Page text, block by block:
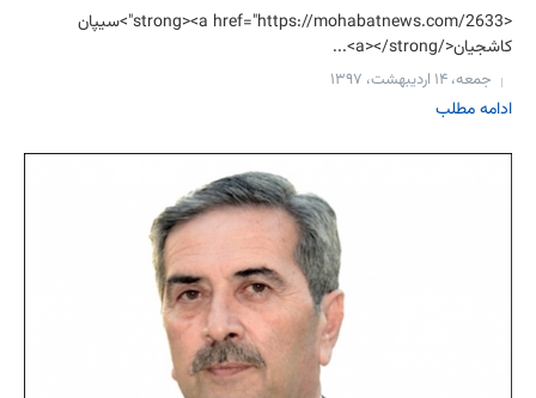
<strong><a href="https://mohabatnews.com/2633">سیپان
کاشجیان</a></strong>...
جمعه، ۱۴ اردیبهشت، ۱۳۹۷
ادامه مطلب